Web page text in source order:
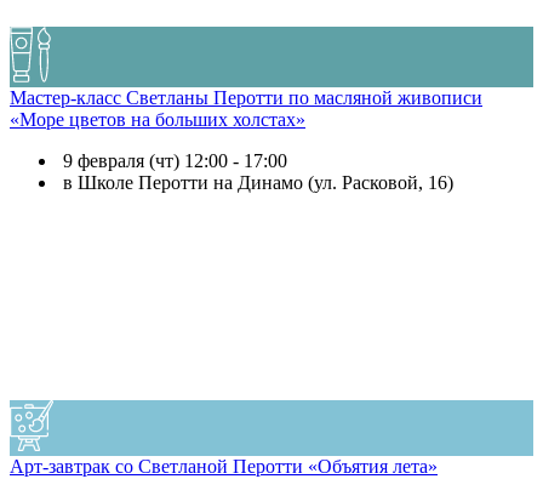
Мастер-класс Светланы Перотти по масляной живописи
«Море цветов на больших холстах»
9 февраля (чт) 12:00 - 17:00
в Школе Перотти на Динамо (ул. Расковой, 16)
Арт-завтрак со Светланой Перотти «Объятия лета»